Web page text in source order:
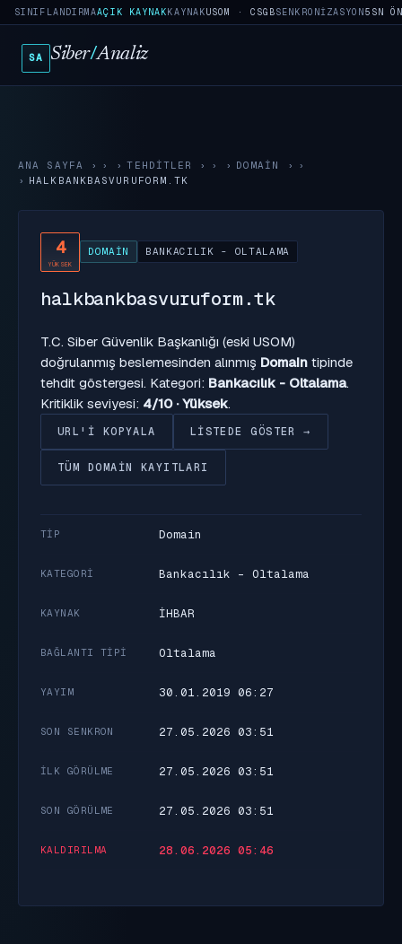
SINIFLANDIRMAAÇIK KAYNAKKAYNAKUSOM · CSGBSENKRONIZASYON5SN
SA Siber/Analiz
ANA SAYFA › TEHDITLER › DOMAIN
›
HALKBANKBASVURUFORM.TK
4
YÜKSEK
DOMAIN BANKACILIK - OLTALAMA
halkbankbasvuruform.tk
T.C. Siber Güvenlik Başkanlığı (eski USOM)
doğrulanmış beslemesinden alınmış Domain tipinde
tehdit göstergesi. Kategori: Bankacılık - Oltalama.
Kritiklik seviyesi: 4/10 · Yüksek.
URL'I KOPYALA LISTEDE GÖSTER →
TÜM DOMAIN KAYITLARI
TIP Domain
KATEGORI Bankacılık - Oltalama
KAYNAK İHBAR
BAĞLANTI TIPI Oltalama
YAYIM 30.01.2019 06:27
SON SENKRON 27.05.2026 03:51
İLK GÖRÜLME 27.05.2026 03:51
SON GÖRÜLME 27.05.2026 03:51
KALDIRILMA 28.06.2026 05:46